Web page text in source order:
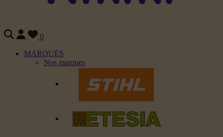
0
MARQUES
Nos marques